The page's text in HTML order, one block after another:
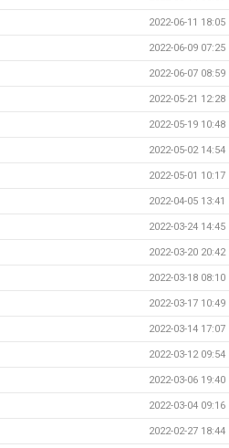
2022-06-11 18:05
2022-06-09 07:25
2022-06-07 08:59
2022-05-21 12:28
2022-05-19 10:48
2022-05-02 14:54
2022-05-01 10:17
2022-04-05 13:41
2022-03-24 14:45
2022-03-20 20:42
2022-03-18 08:10
2022-03-17 10:49
2022-03-14 17:07
2022-03-12 09:54
2022-03-06 19:40
2022-03-04 09:16
2022-02-27 18:44